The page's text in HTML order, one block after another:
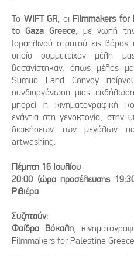
Το WIFT GR, οι Filmmakers for
to Gaza Greece, με νωπή την
Ισραηλινού στρατού εις
οποίο συμμετείχαν μέλη
βασανίστηκαν, όπως μέλος
Sumud Land Convoy
συνδιοργάνωση μιας
μπορεί η κινηματογραφική
ενάντια στη γενοκτονία, στην
διοικήσεων των μεγάλων
artwashing.
Πέμπτη 16 Ιουλίου
20:00 (ώρα προσέλευσης
Ριβιέρα
Συζητούν:
Φαίδρα Βόκαλη,
Filmmakers for Palestine Greece